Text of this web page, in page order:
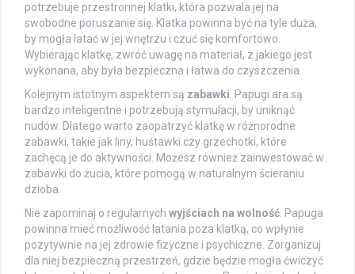
potrzebuje przestronnej klatki, która pozwala jej na
swobodne poruszanie się. Klatka powinna być na tyle duża,
by mogła latać w jej wnętrzu i czuć się komfortowo.
Wybierając klatkę, zwróć uwagę na materiał, z jakiego jest
wykonana, aby była bezpieczna i łatwa do czyszczenia.
Kolejnym istotnym aspektem są zabawki. Papugi ara są
bardzo inteligentne i potrzebują stymulacji, by uniknąć
nudów. Dlatego warto zaopatrzyć klatkę w różnorodne
zabawki, takie jak liny, huśtawki czy grzechotki, które
zachęcą je do aktywności. Możesz również zainwestować w
zabawki do żucia, które pomogą w naturalnym ścieraniu
dzioba.
Nie zapominaj o regularnych wyjściach na wolność. Papuga
powinna mieć możliwość latania poza klatką, co wpłynie
pozytywnie na jej zdrowie fizyczne i psychiczne. Zorganizuj
dla niej bezpieczną przestrzeń, gdzie będzie mogła ćwiczyć